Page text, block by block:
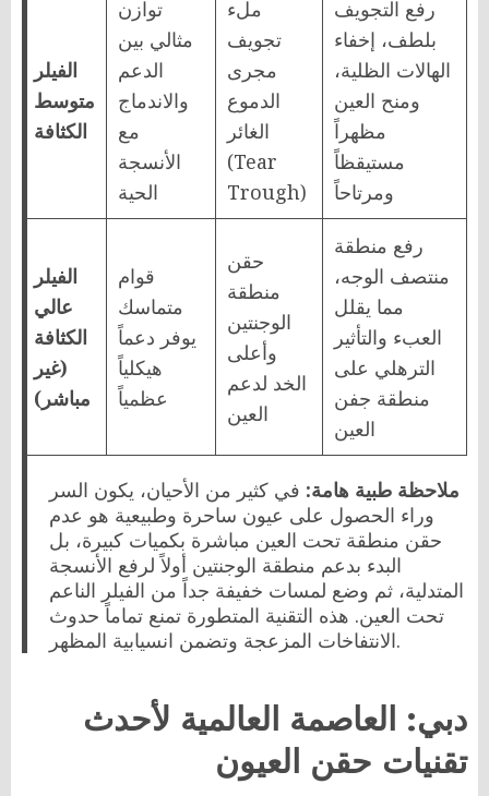
الفيلر
متوسط
الكثافة
توازن
مثالي بين
الدعم
والاندماج
مع
الأنسجة
الحية
ملء
تجويف
مجرى
الدموع
الغائر
(Tear
Trough)
رفع التجويف
بلطف، إخفاء
الهالات الظلية،
ومنح العين
مظهراً
مستيقظاً
ومرتاحاً
الفيلر
عالي
الكثافة
(غير
مباشر)
قوام
متماسك
يوفر دعماً
هيكلياً
عظمياً
حقن
منطقة
الوجنتين
وأعلى
الخد لدعم
العين
رفع منطقة
منتصف الوجه،
مما يقلل
العبء والتأثير
الترهلي على
منطقة جفن
العين
ملاحظة طبية هامة: في كثير من الأحيان، يكون السر
وراء الحصول على عيون ساحرة وطبيعية هو عدم
حقن منطقة تحت العين مباشرة بكميات كبيرة، بل
البدء بدعم منطقة الوجنتين أولاً لرفع الأنسجة
المتدلية، ثم وضع لمسات خفيفة جداً من الفيلر الناعم
تحت العين. هذه التقنية المتطورة تمنع تماماً حدوث
الانتفاخات المزعجة وتضمن انسيابية المظهر.
دبي: العاصمة العالمية لأحدث
تقنيات حقن العيون